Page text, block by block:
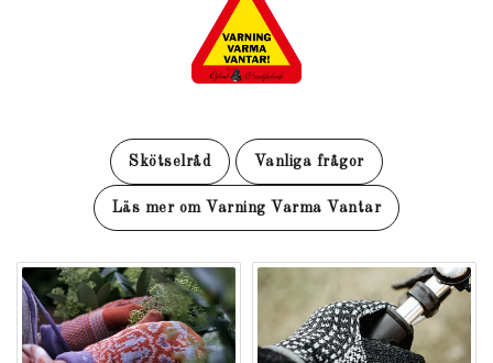
Skötselråd Vanliga frågor
Läs mer om Varning Varma Vantar